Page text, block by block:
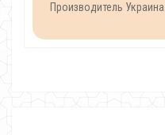
Производитель Украина.